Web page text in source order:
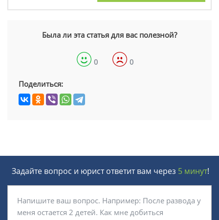
Была ли эта статья для вас полезной?
0 0
Поделиться:
Задайте вопрос и юрист ответит вам через 5 минут!